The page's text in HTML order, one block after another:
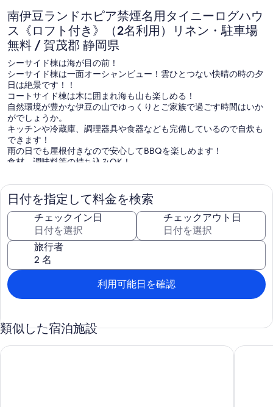
ギ
ャ
ラ
リ
ー
南伊豆ランドホピア禁煙名用タイニーログハウ
ス《ロフト付き》（2名利用）リネン・駐車場
無料 / 賀茂郡 静岡県
シーサイド棟は海が目の前！
シーサイド棟は一面オーシャンビュー！雲ひとつない快晴の時の夕
日は絶景です！！
コートサイド棟は木に囲まれ海も山も楽しめる！
自然環境が豊かな伊豆の山でゆっくりとご家族で過ごす時間はいか
がでしょうか。
キッチンや冷蔵庫、調理器具や食器なども完備しているので自炊も
できます！
雨の日でも屋根付きなので安心してBBQを楽しめます！
食材、調味料等の持ち込みOK！
・貸切露天風呂 1時間2200円(利用は2時間から)。
・BBQset(鉄板＋BBQ網＋炭) 大3850円(10名前後)小2200円(3名
前後)
・ペット一匹2200円/泊
食材はお客様にてご用意下さい。
器具持込代・BBQコーナー利用料 無料
レジャー・スポット情報
日和山・子浦日和山遊歩道・伊浜のマーガレット・子浦のウバメガ
シ群落・ササユリの里
天神原植物園・夕日ヶ丘休憩所・天神窯 / 2025年2月からの変更の
ら23時までに変更。
■全棟禁煙から禁煙の棟は1名～6名迄とし 8名以上棟は喫煙可に変
更。
日付を指定して料金を検索
チェックイン日 チェックアウト日
旅行者
利用可能日を確認
類似した宿泊施設
新築全天候型バーベキューテラス・下田市で眺めのいいヴ
一軒丸